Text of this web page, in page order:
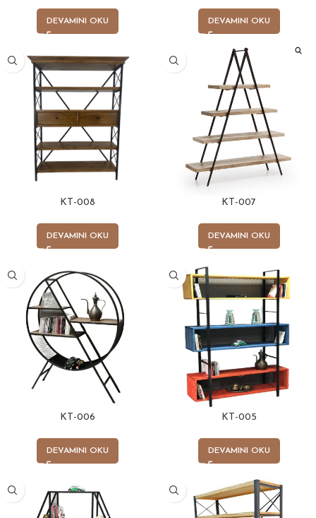
DEVAMINI OKU DEVAMINI OKU
KT-008
DEVAMINI OKU
KT-007
DEVAMINI OKU
KT-006
DEVAMINI OKU
KT-005
DEVAMINI OKU